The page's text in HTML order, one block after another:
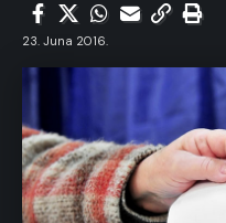
23. Juna 2016.